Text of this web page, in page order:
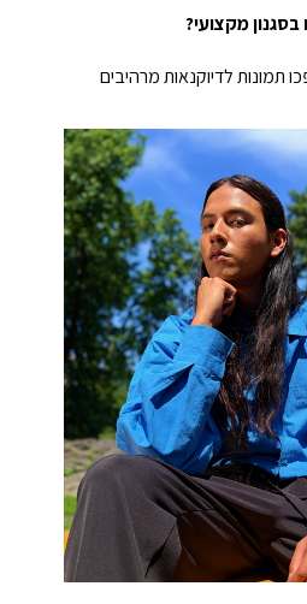
מקצועי?
תמונות לדיוקנאות מרהיבים